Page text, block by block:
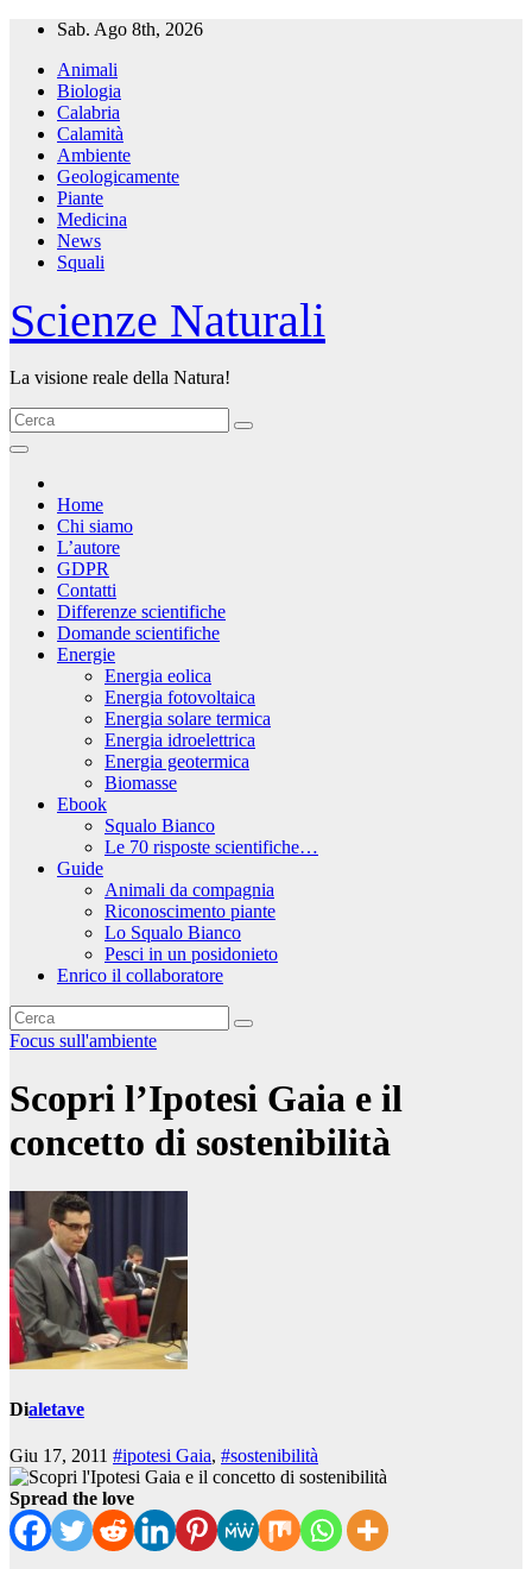
Salta
contenuto
Sab. Ago 8th, 2026
Animali
Biologia
Calabria
Calamità
Ambiente
Geologicamente
Piante
Medicina
News
Squali
Scienze Naturali
La visione reale della Natura!
Home
Chi siamo
L’autore
GDPR
Contatti
Differenze scientifiche
Domande scientifiche
Energie
Energia eolica
Energia fotovoltaica
Energia solare termica
Energia idroelettrica
Energia geotermica
Biomasse
Ebook
Squalo Bianco
Le 70 risposte scientifiche…
Guide
Animali da compagnia
Riconoscimento piante
Lo Squalo Bianco
Pesci in un posidonieto
Enrico il collaboratore
Focus sull'ambiente
Scopri l’Ipotesi Gaia e il
concetto di sostenibilità
Dialetave
Giu 17, 2011 #ipotesi Gaia, #sostenibilità
Spread the love